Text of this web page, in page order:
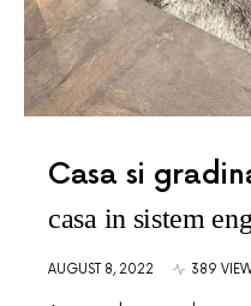
Casa si
casa in sistem
AUGUST 8, 2022 389